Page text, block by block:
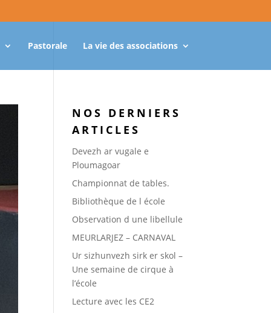
Pastorale La vie des associations
NOS DERNIERS
ARTICLES
Devezh ar vugale e
Ploumagoar
Championnat de tables.
Bibliothèque de l école
Observation d une libellule
MEURLARJEZ – CARNAVAL
Ur sizhunvezh sirk er skol –
Une semaine de cirque à
l’école
Lecture avec les CE2